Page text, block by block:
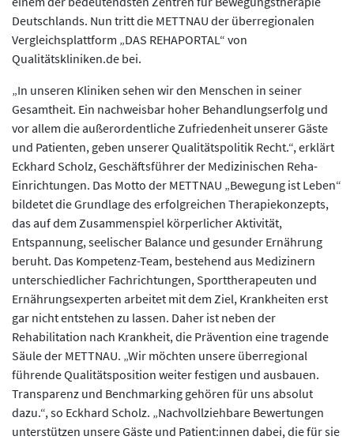
Deutschlands. Nun tritt die METTNAU der überregionalen
Vergleichsplattform „DAS REHAPORTAL“ von
Qualitätskliniken.de bei.
„In unseren Kliniken sehen wir den Menschen in seiner
Gesamtheit. Ein nachweisbar hoher Behandlungserfolg und
vor allem die außerordentliche Zufriedenheit unserer Gäste
und Patienten, geben unserer Qualitätspolitik Recht.“, erklärt
Eckhard Scholz, Geschäftsführer der Medizinischen Reha-
Einrichtungen. Das Motto der METTNAU „Bewegung ist Leben“
bildetet die Grundlage des erfolgreichen Therapiekonzepts,
das auf dem Zusammenspiel körperlicher Aktivität,
Entspannung, seelischer Balance und gesunder Ernährung
beruht. Das Kompetenz-Team, bestehend aus Medizinern
unterschiedlicher Fachrichtungen, Sporttherapeuten und
Ernährungsexperten arbeitet mit dem Ziel, Krankheiten erst
gar nicht entstehen zu lassen. Daher ist neben der
Rehabilitation nach Krankheit, die Prävention eine tragende
Säule der METTNAU. „Wir möchten unsere überregional
führende Qualitätsposition weiter festigen und ausbauen.
Transparenz und Benchmarking gehören für uns absolut
dazu.“, so Eckhard Scholz. „Nachvollziehbare Bewertungen
unterstützen unsere Gäste und Patient:innen dabei, die für sie